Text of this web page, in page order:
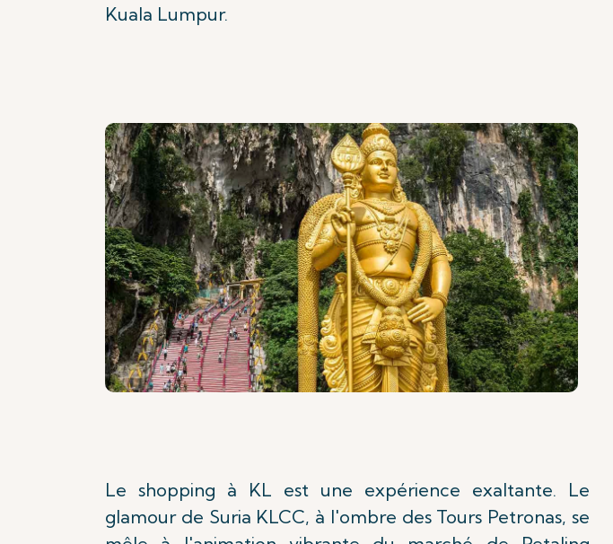
Kuala Lumpur.
Le shopping à KL est une expérience exaltante. Le
glamour de Suria KLCC, à l'ombre des Tours Petronas, se